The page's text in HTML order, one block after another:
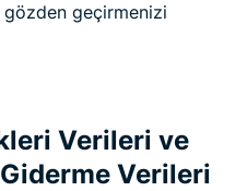
gözden geçirmenizi
Verileri ve
Verileri